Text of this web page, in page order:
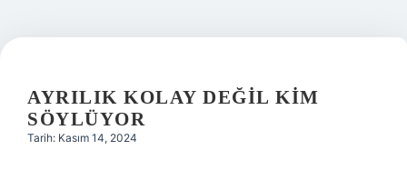
Hakkımızda
AYRILIK KOLAY DEĞIL KIM
SÖYLÜYOR
Tarih: Kasım 14, 2024